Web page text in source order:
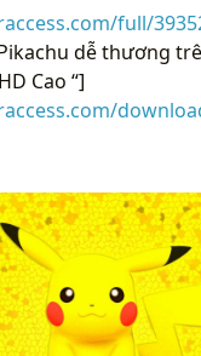
full/
dễ thương
Cao “]